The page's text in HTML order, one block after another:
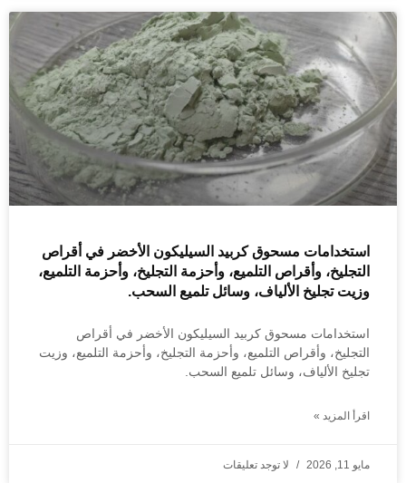
استخدامات مسحوق كربيد السيليكون الأخضر في أقراص
التجليخ، وأقراص التلميع، وأحزمة التجليخ، وأحزمة التلميع،
وزيت تجليخ الألياف، وسائل تلميع السحب.
استخدامات مسحوق كربيد السيليكون الأخضر في أقراص
التجليخ، وأقراص التلميع، وأحزمة التجليخ، وأحزمة التلميع، وزيت
تجليخ الألياف، وسائل تلميع السحب.
اقرأ المزيد »
مايو 11, 2026 لا توجد تعليقات